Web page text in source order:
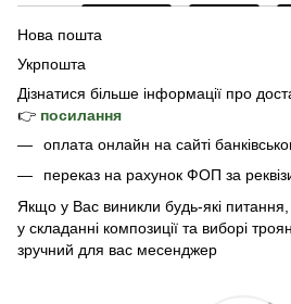
Нова пошта
Укрпошта
Дізнатися більше інформації про
👉 посилання
оплата онлайн на сайті
переказ на рахунок ФОП за
Якщо у Вас виникли будь-які
у складанні композиції та виборі
зручний для вас месенджер